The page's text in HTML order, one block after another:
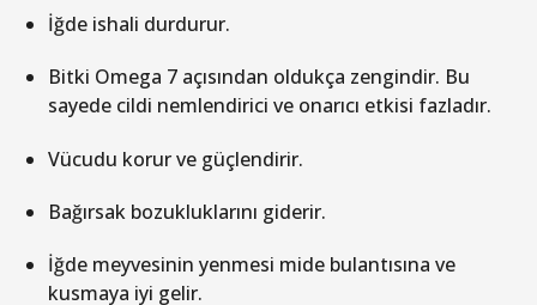
İğde ishali durdurur.
Bitki Omega 7 açısından oldukça zengindir. Bu
sayede cildi nemlendirici ve onarıcı etkisi fazladır.
Vücudu korur ve güçlendirir.
Bağırsak bozukluklarını giderir.
İğde meyvesinin yenmesi mide bulantısına ve
kusmaya iyi gelir.